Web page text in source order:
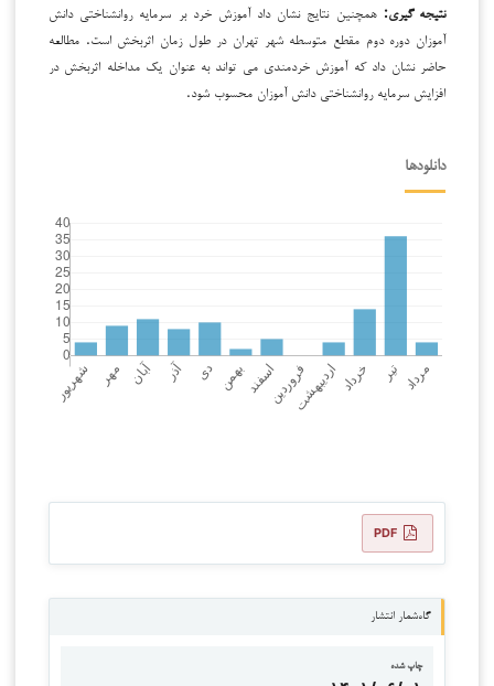
نتیجه گیری: همچنین نتایج نشان داد آموزش خرد بر سرمایه روانشناختی دانش
آموزان دوره دوم مقطع متوسطه شهر تهران در طول زمان اثربخش است. مطالعه
حاضر نشان داد که آموزش خردمندی می تواند به عنوان یک مداخله اثربخش در
افزایش سرمایه روانشناختی دانش آموزان محسوب شود.
دانلودها
PDF
گاه‌شمار انتشار
چاپ شده